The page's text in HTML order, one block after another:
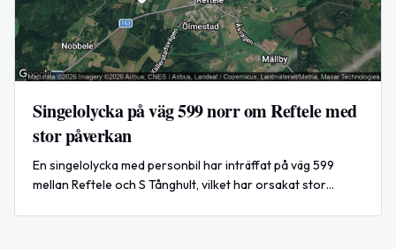
Singelolycka på väg 599 norr om Reftele med
stor påverkan
En singelolycka med personbil har inträffat på väg 599
mellan Reftele och S Tånghult, vilket har orsakat stor